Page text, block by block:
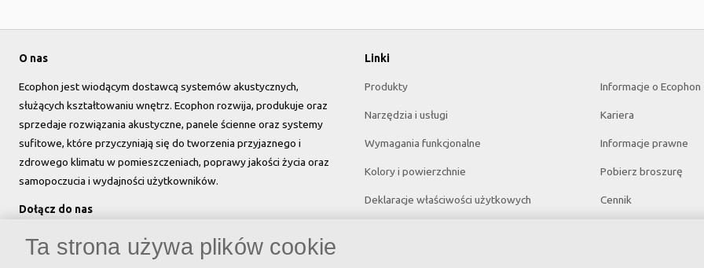
O nas
Ecophon jest wiodącym dostawcą systemów akustycznych,
służących kształtowaniu wnętrz. Ecophon rozwija, produkuje oraz
sprzedaje rozwiązania akustyczne, panele ścienne oraz systemy
sufitowe, które przyczyniają się do tworzenia przyjaznego i
zdrowego klimatu w pomieszczeniach, poprawy jakości życia oraz
samopoczucia i wydajności użytkowników.
Dołącz do nas
Linki
Produkty
Narzędzia i usługi
Wymagania funkcjonalne
Kolory i powierzchnie
Deklaracje właściwości użytkowych
Informacje o Ecophon
Kariera
Informacje prawne
Pobierz broszurę
Cennik
Ta strona używa plików cookie